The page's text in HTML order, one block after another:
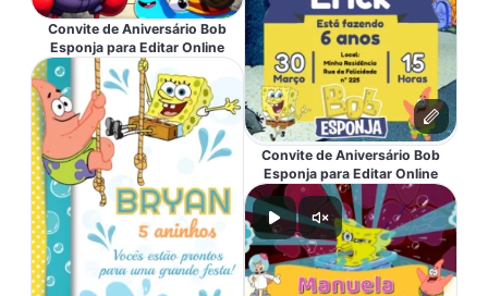
Convite de Aniversário Bob
Esponja para Editar Online
Convite de Aniversário Bob
Esponja para Editar Online